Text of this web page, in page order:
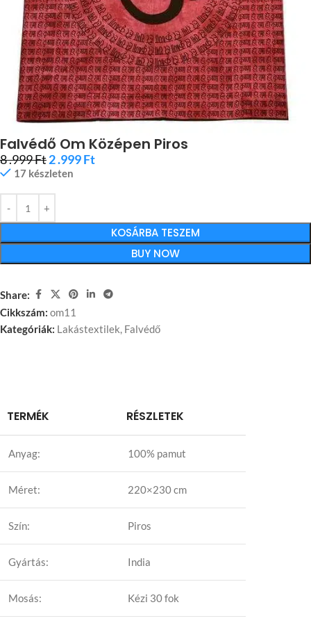
Falvédő Om Középen Piros
8 .999Ft2 .999Ft
17 készleten
KOSÁRBA TESZEM
BUY NOW
Share:
Cikkszám: om11
Kategóriák: Lakástextilek, Falvédő
TERMÉK RÉSZLETEK
Anyag: 100% pamut
Méret: 220×230 cm
Szín: Piros
Gyártás: India
Mosás: Kézi 30 fok